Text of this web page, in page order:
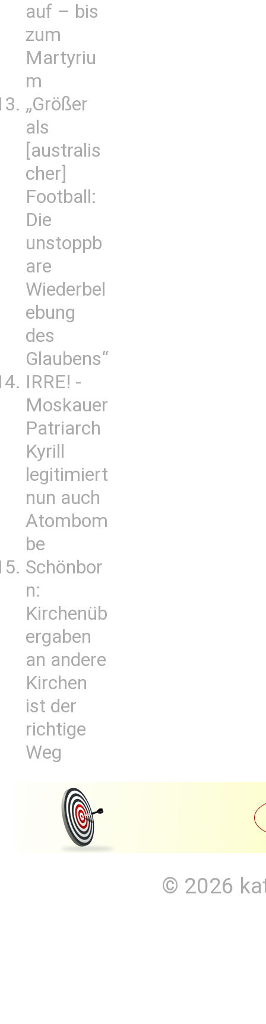
auf – bis
zum
Martyriu
m
„Größer
als
[australis
cher]
Football:
Die
unstoppb
are
Wiederbel
ebung
des
Glaubens“
IRRE! -
Moskauer
Patriarch
Kyrill
legitimiert
nun auch
Atombom
be
Schönbor
n:
Kirchenüb
ergaben
an andere
Kirchen
ist der
richtige
Weg
© 2026